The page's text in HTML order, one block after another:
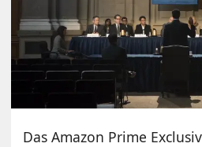
Das Amazon Prime